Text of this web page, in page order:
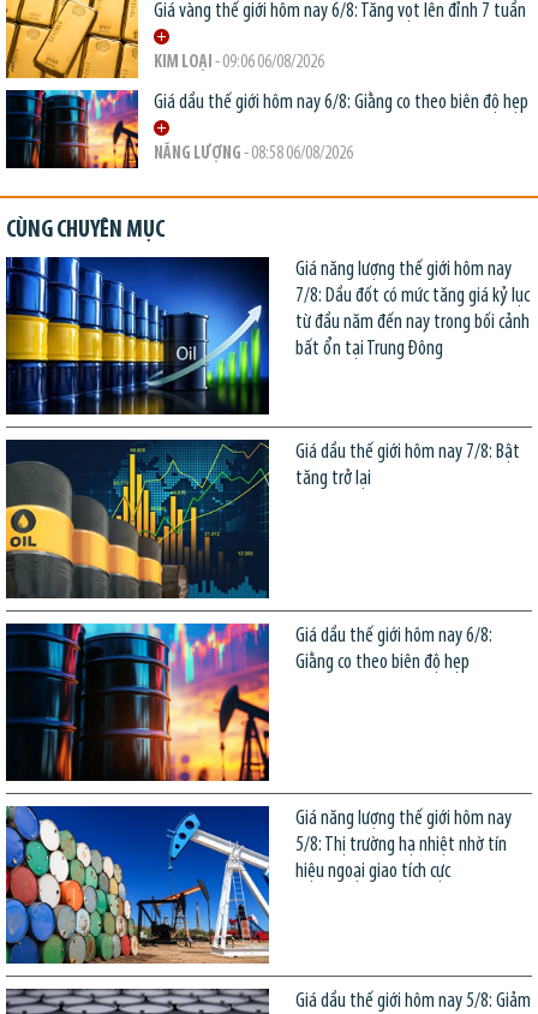
Giá vàng thế giới hôm nay 6/8: Tăng vọt lên đỉnh 7 tuần
KIM LOẠI - 09:06 06/08/2026
Giá dầu thế giới hôm nay 6/8: Giằng co theo biên độ hẹp
NĂNG LƯỢNG - 08:58 06/08/2026
CÙNG CHUYÊN MỤC
Giá năng lượng thế giới hôm nay
7/8: Dầu đốt có mức tăng giá kỷ lục
từ đầu năm đến nay trong bối cảnh
bất ổn tại Trung Đông
Giá dầu thế giới hôm nay 7/8: Bật
tăng trở lại
Giá dầu thế giới hôm nay 6/8:
Giằng co theo biên độ hẹp
Giá năng lượng thế giới hôm nay
5/8: Thị trường hạ nhiệt nhờ tín
hiệu ngoại giao tích cực
Giá dầu thế giới hôm nay 5/8: Giảm